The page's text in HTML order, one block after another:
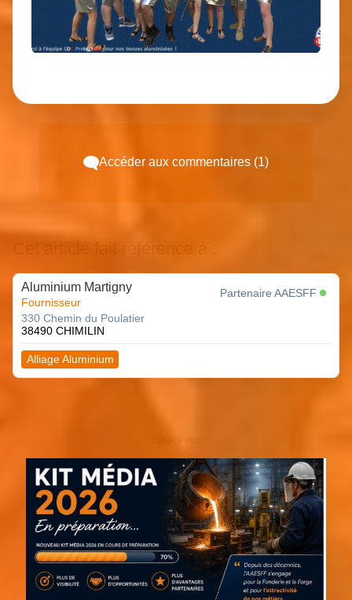
Accéder aux commentaires (1)
Cet article fait référence à :
Aluminium Martigny
Fournisseur
Partenaire AAESFF
330 Chemin du Poulatier
38490 CHIMILIN
Alliage Aluminium